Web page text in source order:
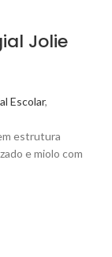
Jolie
Escolar,
estrutura
e miolo com